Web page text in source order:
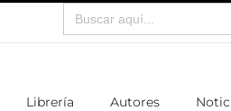
Buscar:
Librería Autores